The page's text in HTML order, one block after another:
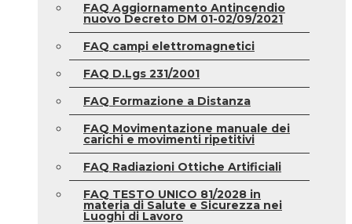
FAQ Aggiornamento Antincendio
nuovo Decreto DM 01-02/09/2021
FAQ campi elettromagnetici
FAQ D.Lgs 231/2001
FAQ Formazione a Distanza
FAQ Movimentazione manuale dei
carichi e movimenti ripetitivi
FAQ Radiazioni Ottiche Artificiali
FAQ TESTO UNICO 81/2028 in
materia di Salute e Sicurezza nei
Luoghi di Lavoro